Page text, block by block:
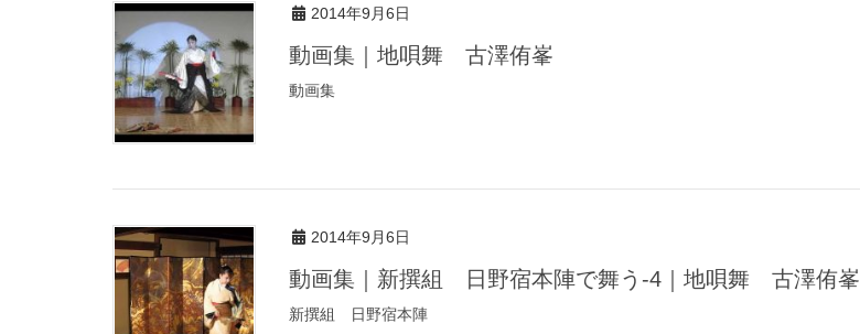
2014年9月6日
動画集｜地唄舞 古澤侑峯
動画集
2014年9月6日
動画集｜新撰組 日野宿本陣で舞う-4｜地唄舞 古澤侑峯
新撰組 日野宿本陣